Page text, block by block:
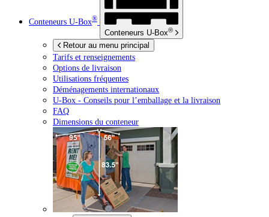
Conteneurs U-Box®
Conteneurs U-Box®
Retour au menu principal
Tarifs et renseignements
Options de livraison
Utilisations fréquentes
Déménagements internationaux
U-Box - Conseils pour l’emballage et la livraison
FAQ
Dimensions du conteneur